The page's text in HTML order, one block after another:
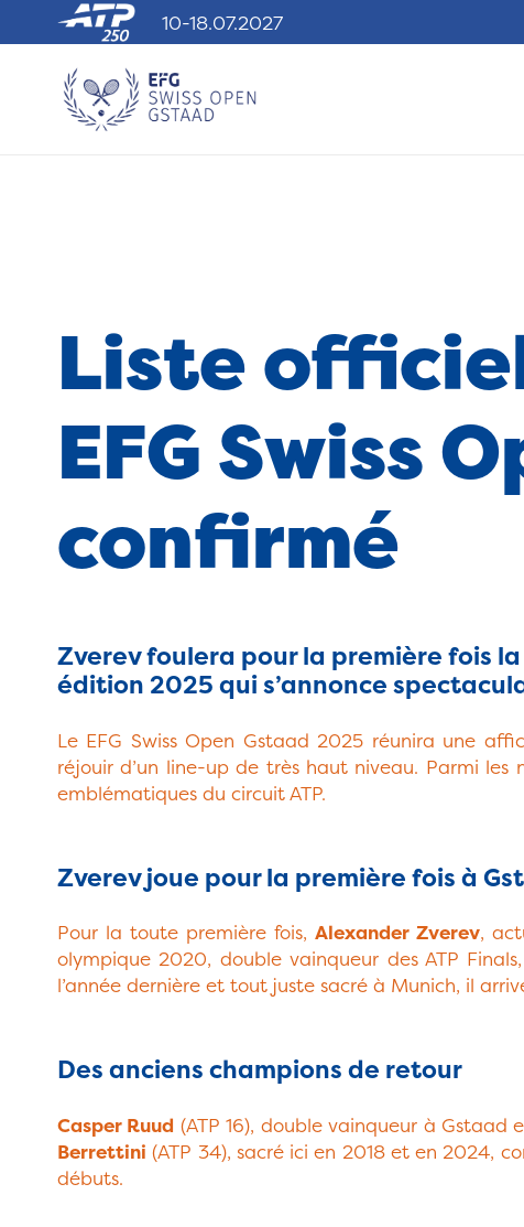
10-18.07.2027
Liste
EFG Swiss
confirmé
Zverev foulera pour la première fois
édition 2025 qui s’annonce
Le EFG Swiss Open Gstaad 2025 réunira une
réjouir d’un line-up de très haut niveau. Parmi les
emblématiques du circuit ATP.
Zverev joue pour la première fois à
Pour la toute première fois, Alexander Zverev,
olympique 2020, double vainqueur des ATP
l’année dernière et tout juste sacré à Munich, il
Des anciens champions de retour
Casper Ruud (ATP 16), double vainqueur à
Berrettini (ATP 34), sacré ici en 2018 et en 2024,
débuts.